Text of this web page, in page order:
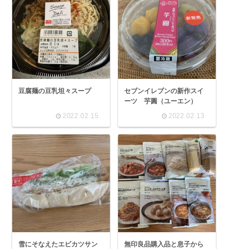
豆腐麺の豆乳坦々スープ
2022.02.15
セブンイレブンの新作スイ
ーツ 芋圓（ユーエン）
2022.02.13
雪にそなえたエビカツサン
無印良品購入品と息子から